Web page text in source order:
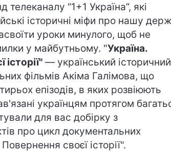
телеканалу “1+1 Україна”, які
історичні міфи про нашу
уроки минулого, щоб не
у майбутньому. "Україна.
— український історичний
фільмів Акіма Галімова, що
епізодів, в яких розвіюють
українцям протягом
для вас добірку з
про цикл документальних
своєї історії".